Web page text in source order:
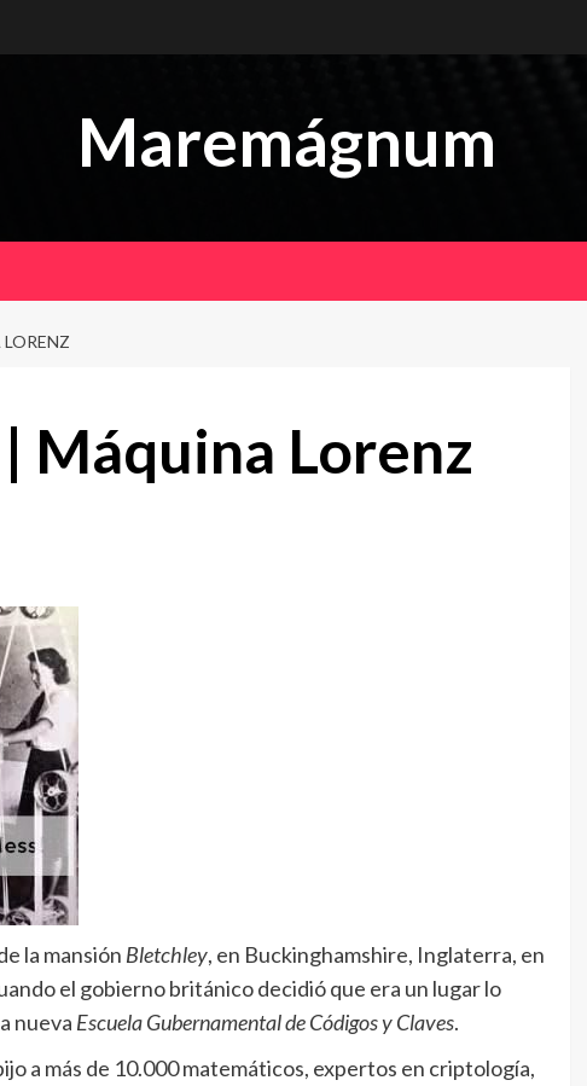
Maremágnum
Máquina Lorenz
la mansión Bletchley, en Buckinghamshire, Inglaterra, en
el gobierno británico decidió que era un lugar lo
nueva Escuela Gubernamental de Códigos y Claves.
a más de 10.000 matemáticos, expertos en criptología,